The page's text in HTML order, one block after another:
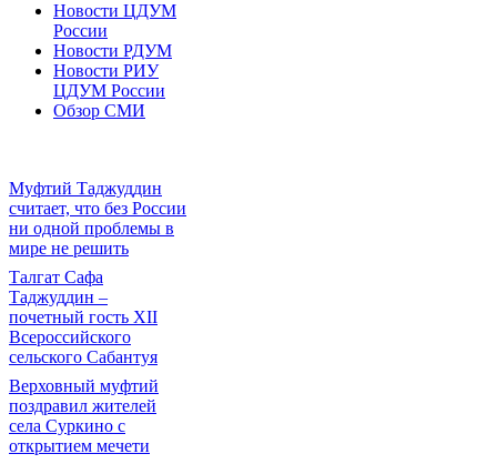
Новости ЦДУМ
России
Новости РДУМ
Новости РИУ
ЦДУМ России
Обзор СМИ
Муфтий Таджуддин
считает, что без России
ни одной проблемы в
мире не решить
Талгат Сафа
Таджуддин –
почетный гость XII
Всероссийского
сельского Сабантуя
Верховный муфтий
поздравил жителей
села Суркино с
открытием мечети